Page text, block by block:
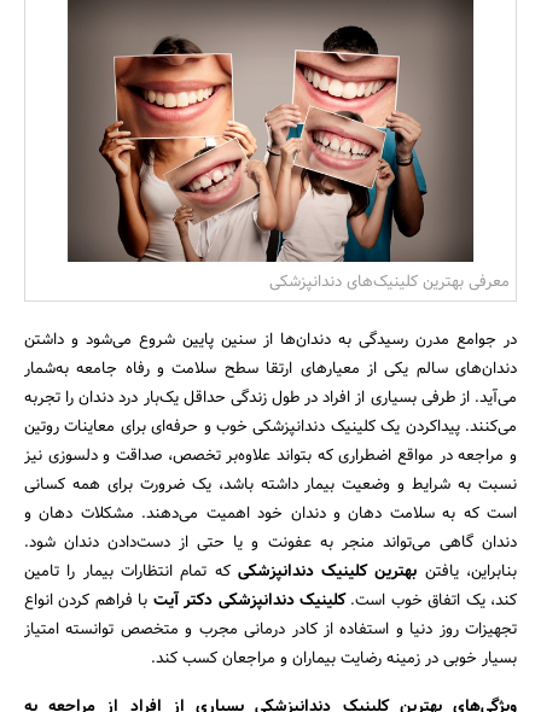
بانک، بیمه و سرمایه
مسکن و ساختمان
معرفی بهترین کلینیک‌های دندانپزشکی
در جوامع مدرن رسیدگی به دندان‌ها از سنین پایین شروع می‌شود و داشتن
دندان‌های سالم یکی از معیارهای ارتقا سطح سلامت و رفاه جامعه به‌شمار
می‌آید. از طرفی بسیاری از افراد در طول زندگی حداقل یک‌بار درد دندان را تجربه
می‌کنند. پیداکردن یک کلینیک دندانپزشکی خوب و حرفه‌ای برای معاینات روتین
و مراجعه در مواقع اضطراری که بتواند علاوه‌بر تخصص، صداقت و دلسوزی نیز
نسبت به شرایط و وضعیت بیمار داشته باشد، یک ضرورت برای همه کسانی
است که به سلامت دهان و دندان خود اهمیت می‌دهند. مشکلات دهان و
دندان گاهی می‌تواند منجر به عفونت و یا حتی از دست‌دادن دندان شود.
بنابراین، یافتن بهترین کلینیک دندانپزشکی که تمام انتظارات بیمار را تامین
کند، یک اتفاق خوب است.کلینیک دندانپزشکی دکتر آیت با فراهم کردن انواع
تجهیزات روز دنیا و استفاده از کادر درمانی مجرب و متخصص توانسته امتیاز
بسیار خوبی در زمینه رضایت بیماران و مراجعان کسب کند.